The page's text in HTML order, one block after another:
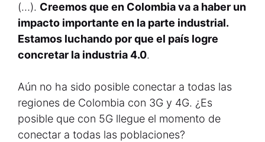
(…). Creemos que en Colombia va a haber un
impacto importante en la parte industrial.
Estamos luchando por que el país logre
concretar la industria 4.0.
Aún no ha sido posible conectar a todas las
regiones de Colombia con 3G y 4G. ¿Es
posible que con 5G llegue el momento de
conectar a todas las poblaciones?